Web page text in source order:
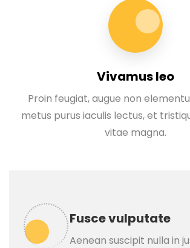
Vivamus leo
Proin feugiat, augue non
metus purus iaculis lectus, et
vitae magna.
Fusce vulputate
Aenean suscipit nulla in